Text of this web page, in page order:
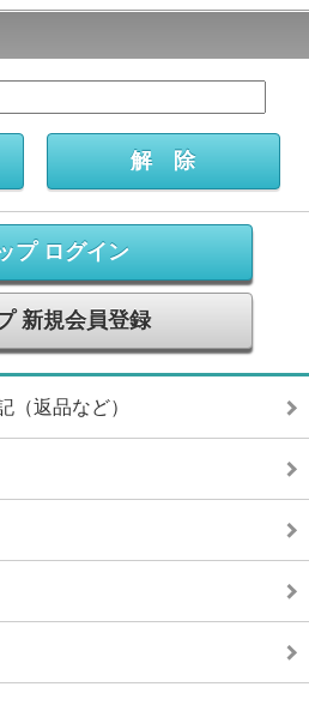
プ ログイン
新規会員登録
（返品など）